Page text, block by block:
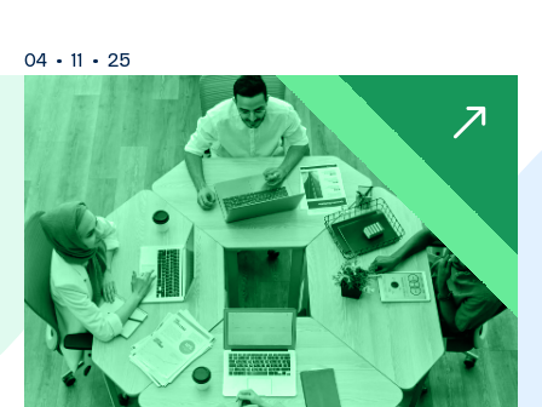
04 • 11 • 25